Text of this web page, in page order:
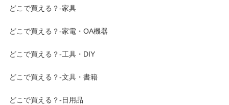
どこで買える？-家具
どこで買える？-家電・OA機器
どこで買える？-工具・DIY
どこで買える？-文具・書籍
どこで買える？-日用品